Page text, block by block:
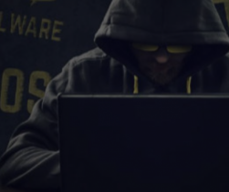
ZOOM VIEW